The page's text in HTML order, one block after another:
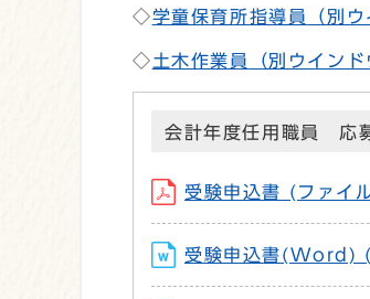
◇学童保育所指導員 （別
◇土木作業員 （別ウインド
会計年度任用職員 応
受験申込書 (ファ
受験申込書(Word)